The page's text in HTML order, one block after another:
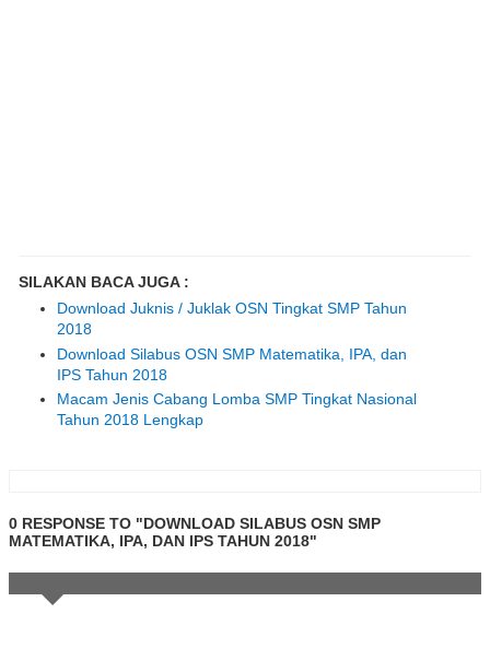
SILAKAN BACA JUGA :
Download Juknis / Juklak OSN Tingkat SMP Tahun
2018
Download Silabus OSN SMP Matematika, IPA, dan
IPS Tahun 2018
Macam Jenis Cabang Lomba SMP Tingkat Nasional
Tahun 2018 Lengkap
0 RESPONSE TO "DOWNLOAD SILABUS OSN SMP
MATEMATIKA, IPA, DAN IPS TAHUN 2018"